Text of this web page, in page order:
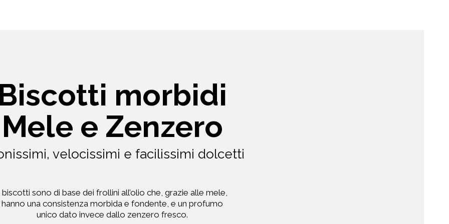
morbidi
Mele e Zenzero
velocissimi e facilissimi dolcetti
biscotti sono di base dei frollini all’olio che, grazie alle mele,
hanno una consistenza morbida e fondente, e un profumo
unico dato invece dallo zenzero fresco.